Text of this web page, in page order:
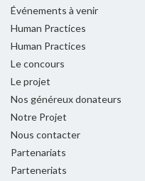
Événements à venir
Human Practices
Human Practices
Le concours
Le projet
Nos généreux donateurs
Notre Projet
Nous contacter
Partenariats
Parteneriats